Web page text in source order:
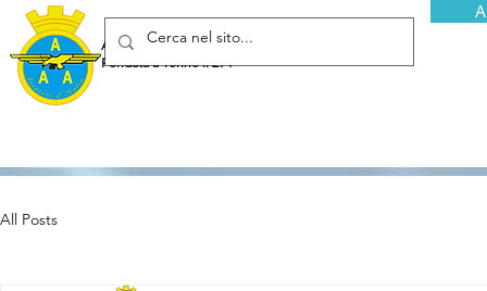
Associazione Arma Aeronautica - Aviatori d'Italia ETS
Fondata a Torino il 29 febbraio 1952
All Posts